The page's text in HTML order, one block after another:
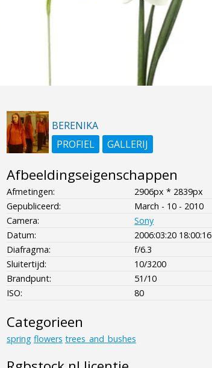
BERENIKA
PROFIEL
GALLERIJ
Afbeeldingseigenschappen
Afmetingen:
2906px * 2839px
Gepubliceerd:
March - 10 - 2010
Camera:
Sony
Datum:
2006:03:20 18:00:16
Diafragma:
f/6.3
Sluitertijd:
10/3200
Brandpunt:
51/10
ISO:
80
Categorieen
spring flowers trees_and_bushes